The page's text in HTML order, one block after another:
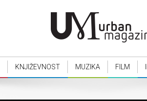
KNJIŽEVNOST MUZIKA FILM